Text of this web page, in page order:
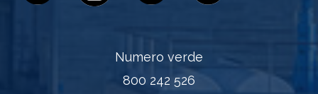
Numero verde
800 242 526